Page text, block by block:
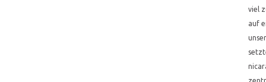
viel
auf